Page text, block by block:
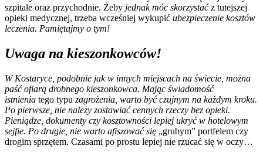
szpitale oraz przychodnie. Żeby jednak móc skorzystaćz tutejszej
opieki medycznej, trzeba wcześniej wykupić ubezpieczenie kosztów
leczenia. Pamiętajmy o tym!
Uwaga na kieszonkowców!
W Kostaryce, podobnie jak w innych miejscach na świecie, można
paść ofiarą drobnego kieszonkowca. Mając świadomość
istnienia tego typu zagrożenia, warto być czujnym na każdym kroku.
Po pierwsze, nie należy zostawiać cennych rzeczy bez opieki.
Pieniądze, dokumenty czy kosztowności lepiej ukryć w hotelowym
sejfie. Po drugie, nie warto afiszować się „grubym” portfelem czy
drogim sprzętem. Czasami po prostu lepiej nie rzucać się w oczy…